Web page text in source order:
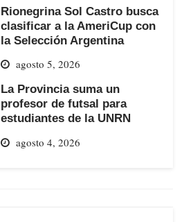
Rionegrina Sol Castro busca
clasificar a la AmeriCup con
la Selección Argentina
agosto 5, 2026
La Provincia suma un
profesor de futsal para
estudiantes de la UNRN
agosto 4, 2026